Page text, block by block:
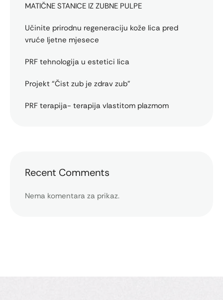
MATIČNE STANICE IZ ZUBNE PULPE
Učinite prirodnu regeneraciju kože lica pred
vruće ljetne mjesece
PRF tehnologija u estetici lica
Projekt “Čist zub je zdrav zub”
PRF terapija- terapija vlastitom plazmom
Recent Comments
Nema komentara za prikaz.